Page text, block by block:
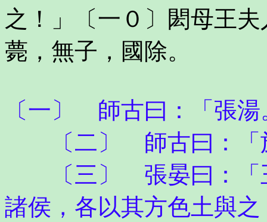
之！」〔一０〕閎母王
薨，無子，國除。
〔一〕 師古曰：「張湯
〔二〕 師古曰：「
〔三〕 張晏曰：「王
諸侯，各以其方色土與